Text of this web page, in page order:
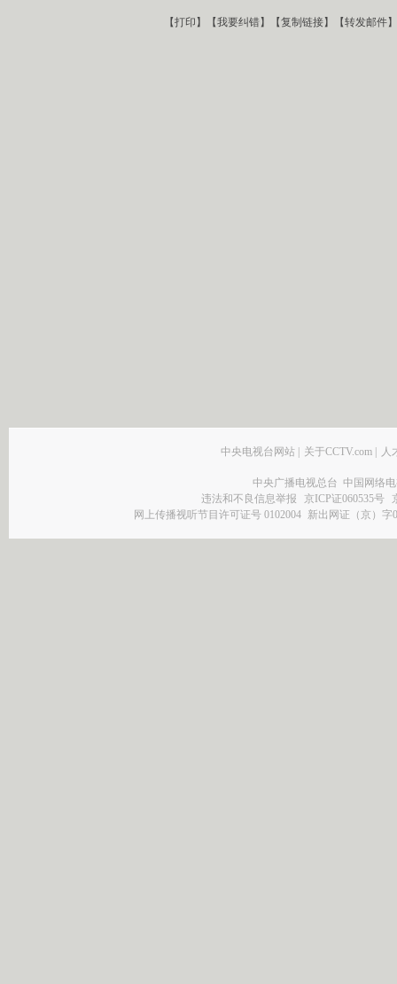
【打印 】【我要纠错】【复制链接】【转发邮件
中央电视台网站 关于CCTV.com 人
中央广播电视总台 中国网络
违法和不良信息举报
京ICP证060535号
网上传播视听节目许可证号 0102004 新出网证（京）